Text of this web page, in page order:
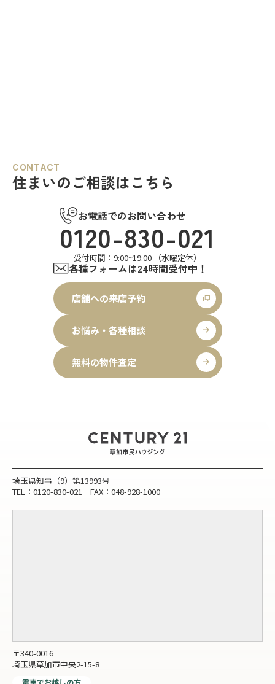
CONTACT
住まいのご相談はこちら
お電話でのお問い合わせ
0120-830-021
受付時間：9:00~19:00 （水曜定休）
各種フォームは24時間受付中！
店舗への来店予約
お悩み・各種相談
無料の物件査定
埼玉県知事（9）第13993号
TEL：0120-830-021 FAX：048-928-1000
〒340-0016
埼玉県草加市中央2-15-8